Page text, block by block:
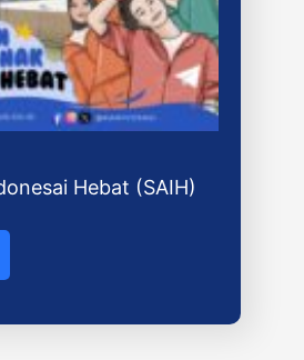
Hebat (SAIH)